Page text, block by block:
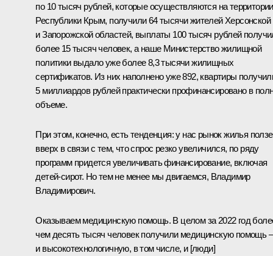
по 10 тысяч рублей, которые осуществляются на территории
Республики Крым, получили 64 тысячи жителей Херсонской
и Запорожской областей, выплаты 100 тысяч рублей
более 15 тысяч человек, а наше Министерство жилищной
политики выдало уже более 8,3 тысячи жилищных
сертификатов. Из них наполнено уже 892, квартиры
5 миллиардов рублей практически профинансировано в
объеме.
При этом, конечно, есть тенденция: у нас рынок жилья
вверх в связи с тем, что спрос резко увеличился, по ряду
программ придется увеличивать финансирование, включая
детей-сирот. Но тем не менее мы двигаемся, Владимир
Владимирович.
Оказываем медицинскую помощь. В целом за 2022 год
чем десять тысяч человек получили медицинскую помощь –
и высокотехнологичную, в том числе, и [люди]